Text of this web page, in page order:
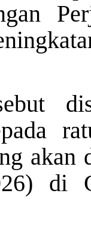
akan
di